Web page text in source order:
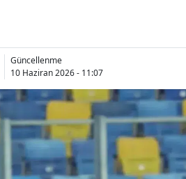
Güncellenme
10 Haziran 2026 - 11:07